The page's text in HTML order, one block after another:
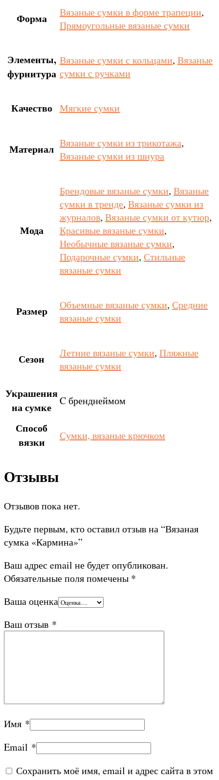
Форма Вязаные сумки в форме трапеции,
Прямоугольные вязаные сумки
Элементы,
фурнитура
Вязаные сумки с кольцами, Вязаные
сумки с ручками
Качество Мягкие сумки
Материал Вязаные сумки из трикотажа,
Вязаные сумки из шнура
Мода
Брендовые вязаные сумки, Вязаные
сумки в тренде, Вязаные сумки из
журналов, Вязаные сумки от кутюр,
Красивые вязаные сумки,
Необычные вязаные сумки,
Подарочные сумки, Стильные
вязаные сумки
Размер Объемные вязаные сумки, Средние
вязаные сумки
Сезон Летние вязаные сумки, Пляжные
вязаные сумки
Украшения
на сумке
C бренднеймом
Способ
вязки
Сумки, вязаные крючком
Отзывы
Отзывов пока нет.
Будьте первым, кто оставил отзыв на “Вязаная
сумка «Кармина»”
Ваш адрес email не будет опубликован.
Обязательные поля помечены *
Ваша оценка
Ваш отзыв *
Имя *
Email *
Сохранить моё имя, email и адрес сайта в этом